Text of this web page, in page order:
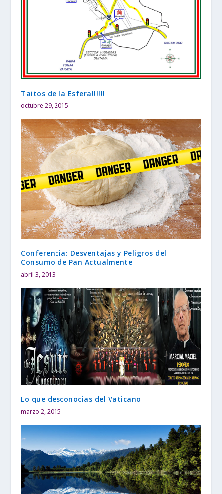
Taitos de la Esfera!!!!!!
octubre 29, 2015
Conferencia: Desventajas y Peligros del
Consumo de Pan Actualmente
abril 3, 2013
Lo que desconocias del Vaticano
marzo 2, 2015